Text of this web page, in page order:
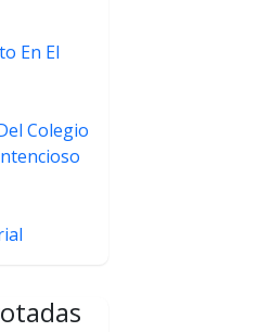
En El
Colegio